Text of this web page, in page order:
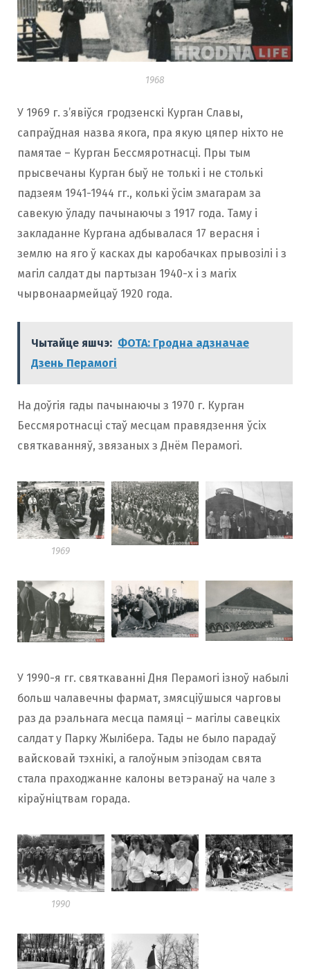
1968
У 1969 г. з’явіўся гродзенскі Курган Славы,
сапраўдная назва якога, пра якую цяпер ніхто не
памятае – Курган Бессмяротнасці. Пры тым
прысвечаны Курган быў не толькі і не столькі
падзеям 1941-1944 гг., колькі ўсім змагарам за
савекую ўладу пачынаючы з 1917 года. Таму і
закладанне Кургана адбывалася 17 верасня і
землю на яго ў касках ды каробачках прывозілі і з
магіл салдат ды партызан 1940-х і з магіх
чырвонаармейцаў 1920 года.
Чытайце яшчэ: ФОТА: Гродна адзначае
Дзень Перамогі
На доўгія гады пачынаючы з 1970 г. Курган
Бессмяротнасці стаў месцам правядзення ўсіх
святкаванняў, звязаных з Днём Перамогі.
1969
У 1990-я гг. святкаванні Дня Перамогі ізноў набылі
больш чалавечны фармат, змясціўшыся чарговы
раз да рэальнага месца памяці – магілы савецкіх
салдат у Парку Жылібера. Тады не было парадаў
вайсковай тэхнікі, а галоўным эпізодам свята
стала праходжанне калоны ветэранаў на чале з
кіраўніцтвам горада.
1990